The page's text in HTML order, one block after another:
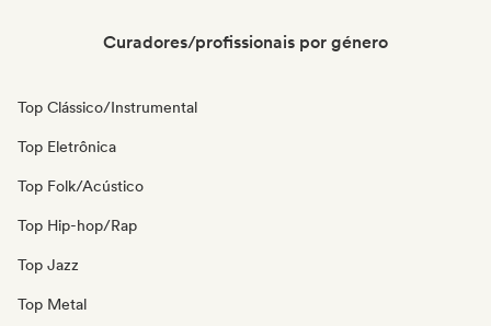
Curadores/profissionais por género
Top Clássico/Instrumental
Top Eletrônica
Top Folk/Acústico
Top Hip-hop/Rap
Top Jazz
Top Metal